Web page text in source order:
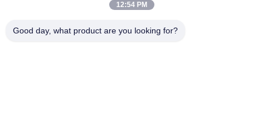
E-Mail-Adresse
info@chppros.com
12:54 PM
Good day, what product are you looking for?